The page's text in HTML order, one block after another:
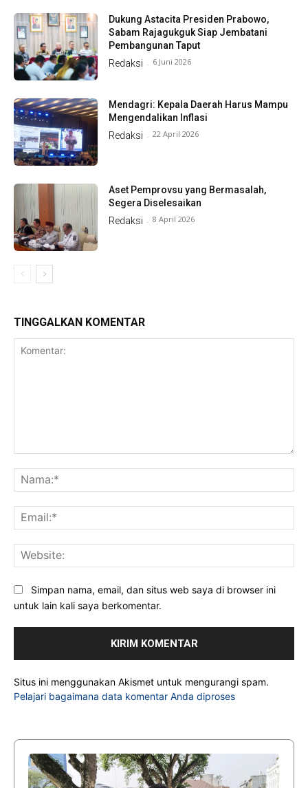
Dukung Astacita Presiden Prabowo,
Sabam Rajagukguk Siap Jembatani
Pembangunan Taput
Redaksi - 6 Juni 2026
Mendagri: Kepala Daerah Harus Mampu
Mengendalikan Inflasi
Redaksi - 22 April 2026
Aset Pemprovsu yang Bermasalah,
Segera Diselesaikan
Redaksi - 8 April 2026
TINGGALKAN KOMENTAR
Simpan nama, email, dan situs web saya di browser ini
untuk lain kali saya berkomentar.
Situs ini menggunakan Akismet untuk mengurangi spam.
Pelajari bagaimana data komentar Anda diproses